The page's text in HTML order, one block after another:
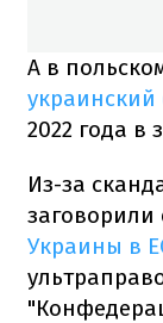
А в
украинский
2022 года в
Из-за
заговорили
Украины в